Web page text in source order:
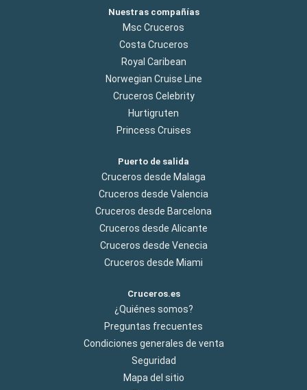
Nuestras compañías
Msc Cruceros
Costa Cruceros
Royal Caribean
Norwegian Cruise Line
Cruceros Celebrity
Hurtigruten
Princess Cruises
Puerto de salida
Cruceros desde Malaga
Cruceros desde Valencia
Cruceros desde Barcelona
Cruceros desde Alicante
Cruceros desde Venecia
Cruceros desde Miami
Cruceros.es
¿Quiénes somos?
Preguntas frecuentes
Condiciones generales de venta
Seguridad
Mapa del sitio